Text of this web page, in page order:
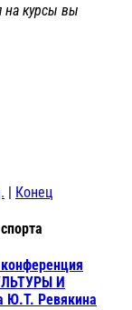
на курсы вы
| Конец
И
Ю.Т. Ревякина